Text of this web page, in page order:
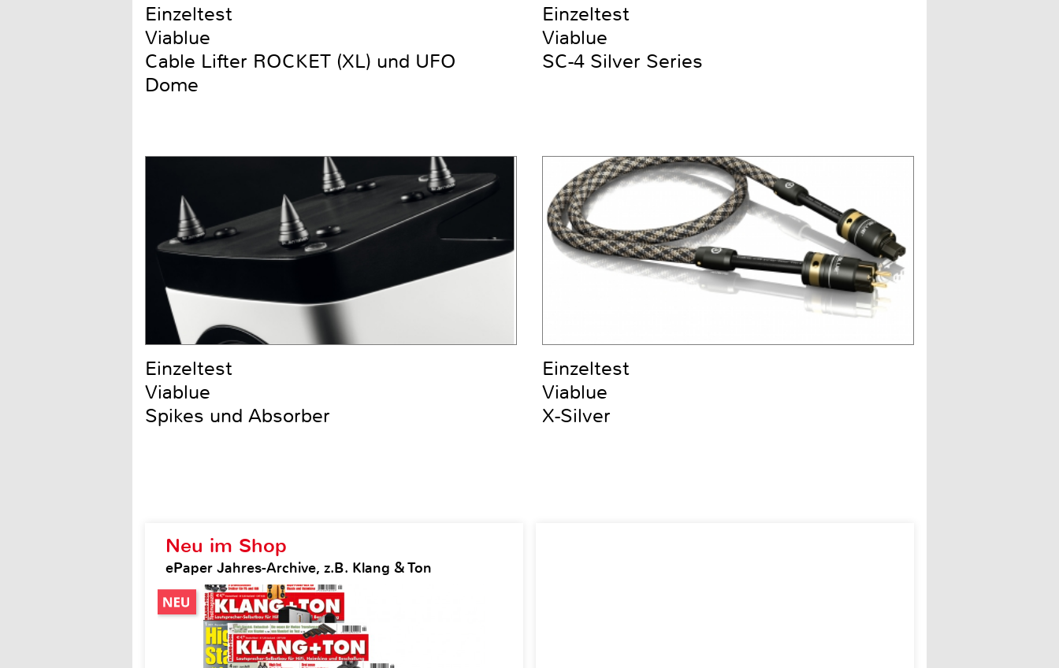
Neu im Shop
ePaper Jahres-Archive, z.B. Klang & Ton
Einzeltest
Viablue
Cable Lifter ROCKET (XL) und UFO
Dome
Einzeltest
Viablue
SC-4 Silver Series
Einzeltest
Viablue
Spikes und Absorber
Einzeltest
Viablue
X-Silver